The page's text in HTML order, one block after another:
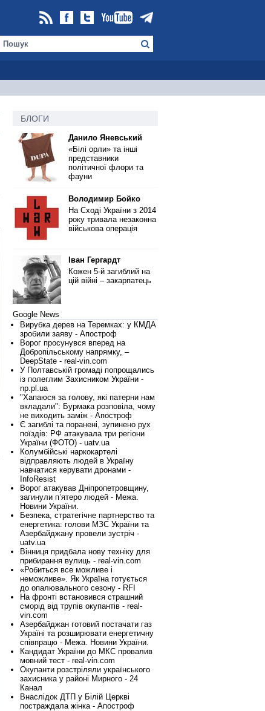
БЛОГИ
Данило Яневський
«Білі орли» та інші
представники
політичної флори та
фауни
Володимир Бойко
На Сході України з 2014
року тривала незаконна
військова операція
Іван Гергардт
Кожен 5-й загиблий на
цій війні – закарпатець
Google News
Вирубка дерев на Теремках: у КМДА
зробили заяву - Апостроф
Ворог просунувся вперед на
Добропільському напрямку, –
DeepState - real-vin.com
У Полтавській громаді попрощались
із полеглим Захисником України -
np.pl.ua
"Хапаюся за голову, які патерни нам
вкладали": Бурмака розповіла, чому
не виходить заміж - Апостроф
Є загиблі та поранені, зупинено рух
поїздів: РФ атакувала три регіони
України (ФОТО) - uatv.ua
Колумбійські наркокартелі
відправляють людей в Україну
навчатися керувати дронами -
InfoResist
Ворог атакував Дніпропетровщину,
загинули п’ятеро людей - Межа.
Новини України.
Безпека, стратегічне партнерство та
енергетика: голови МЗС України та
Азербайджану провели зустріч -
uatv.ua
Вінниця придбала нову техніку для
прибирання вулиць - real-vin.com
«Робиться все можливе і
неможливе». Як Україна готується
до опалювального сезону - RFI
На фронті встановився страшний
сморід від трупів окупантів - real-
vin.com
Азербайджан готовий постачати газ
Україні та розширювати енергетичну
співпрацю - Межа. Новини України.
Кандидат України до МКС провалив
мовний тест - real-vin.com
Окупанти розстріляли українського
захисника у районі Мирного - 24
Канал
Внаслідок ДТП у Білій Церкві
постраждала жінка - Апостроф